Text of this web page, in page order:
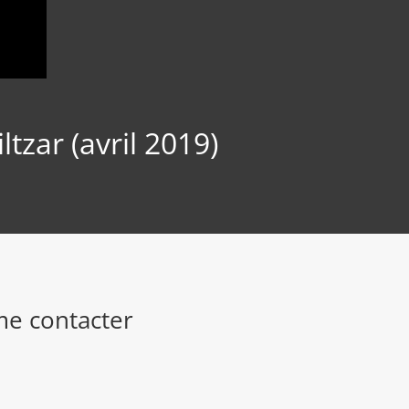
(avril 2019)
contacter